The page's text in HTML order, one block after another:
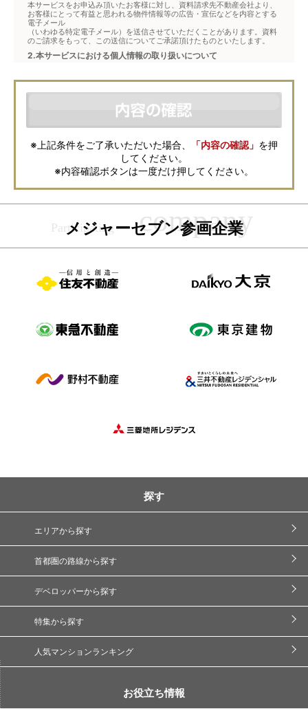
本サービスをお申込み頂いたお客様に対し、資料請求先不動産会社より、
お客様にとって有益と思われる物件情報等の広告・宣伝などを内容とする
電子メール
（いわゆる特定電子メール）を送信させていただくことがあります。資料
のご請求をもって、この送信についてご承諾頂けたものといたします。
2.本サービスにおける個人情報の取り扱いについて
本フォームからお客様が記入・登録された個人情報は、ダイレクトメール
などの資料送付・電子メールの送信・電話連絡などの目的で資料請求先不
動産会社が利用・保管します。資料請求先不動産会社が保管する個人情報
の取扱いについては、各不動産会社に直接お問合せください。
また、上記とは別にメジャーセブンでは本サービスを円滑に運用するため
に、お客様の個人情報をサービスご利用の控えとして一定期間保管いたし
ます。 ご記入の内容が不明瞭で資料をお送りできない場合、その他当社が
本サービスを円滑に運用するために必要な範囲において、直接メジャーセ
ブンから確認のご連絡をさせていただくことがありますので、あらかじめ
ご了承ください。
メジャーセブンの個人情報の取扱い方針についてはこちらをご覧くださ
※上記条件をご了承いただいた場合、 「内容の確認」 を押
してください。
※内容確認ボタンは一度だけ押してください。
メジャーセブン参画企業
探す
エリアから探す
首都圏の路線から探す
デベロッパーから探す
特集から探す
人気マンションランキング
お役立ち情報